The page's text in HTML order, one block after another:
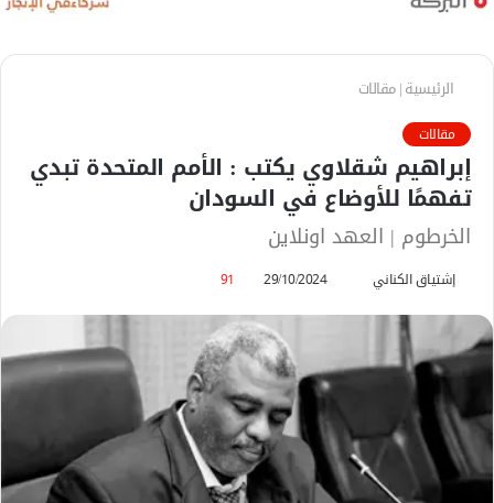
الرئيسية|مقالات
مقالات
إبراهيم شقلاوي يكتب : الأمم المتحدة تبدي
تفهمًا للأوضاع في السودان
الخرطوم | العهد اونلاين
إشتياق الكناني
ي
د
29/10/2024
91